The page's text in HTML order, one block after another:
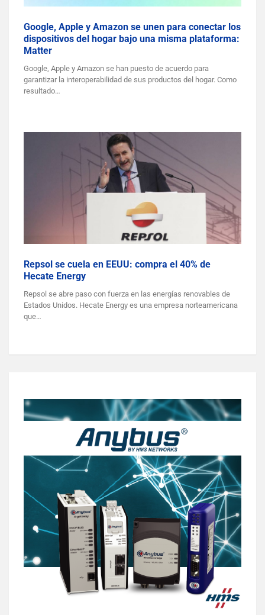
Google, Apple y Amazon se unen para conectar los
dispositivos del hogar bajo una misma plataforma:
Matter
Google, Apple y Amazon se han puesto de acuerdo para
garantizar la interoperabilidad de sus productos del hogar. Como
resultado…
Repsol se cuela en EEUU: compra el 40% de
Hecate Energy
Repsol se abre paso con fuerza en las energías renovables de
Estados Unidos. Hecate Energy es una empresa norteamericana
que…